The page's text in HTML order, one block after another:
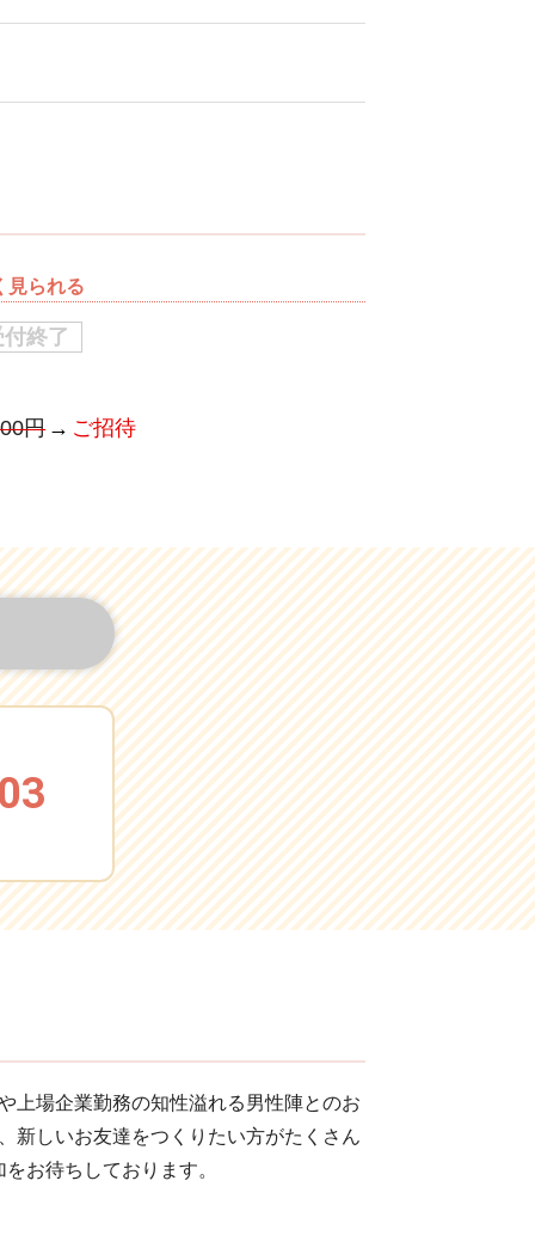
見られる
付終了
円 ご招待
上場企業勤務の知性溢れる男性陣とのお
新しいお友達をつくりたい方がたくさん
お待ちしております。